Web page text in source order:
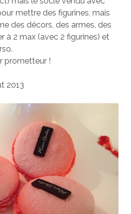
mettre des figurines, mais
des décors, des armes, des
à 2 max (avec 2 figurines) et
prometteur !
2013